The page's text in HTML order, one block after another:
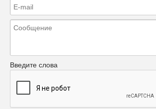
Введите слова